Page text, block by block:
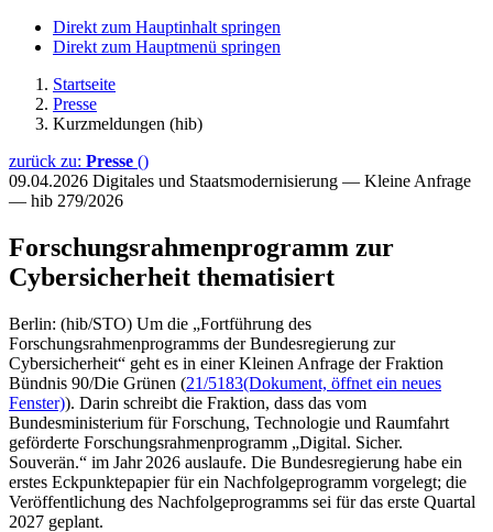
Direkt zum Hauptinhalt springen
Direkt zum Hauptmenü springen
Startseite
Presse
Kurzmeldungen (hib)
zurück zu: Presse ()
09.04.2026 Digitales und Staatsmodernisierung — Kleine Anfrage
— hib 279/2026
Forschungsrahmenprogramm zur
Cybersicherheit thematisiert
Berlin: (hib/STO) Um die „Fortführung des
Forschungsrahmenprogramms der Bundesregierung zur
Cybersicherheit“ geht es in einer Kleinen Anfrage der Fraktion
Bündnis 90/Die Grünen (21/5183(Dokument, öffnet ein neues
Fenster)). Darin schreibt die Fraktion, dass das vom
Bundesministerium für Forschung, Technologie und Raumfahrt
geförderte Forschungsrahmenprogramm „Digital. Sicher.
Souverän.“ im Jahr 2026 auslaufe. Die Bundesregierung habe ein
erstes Eckpunktepapier für ein Nachfolgeprogramm vorgelegt; die
Veröffentlichung des Nachfolgeprogramms sei für das erste Quartal
2027 geplant.